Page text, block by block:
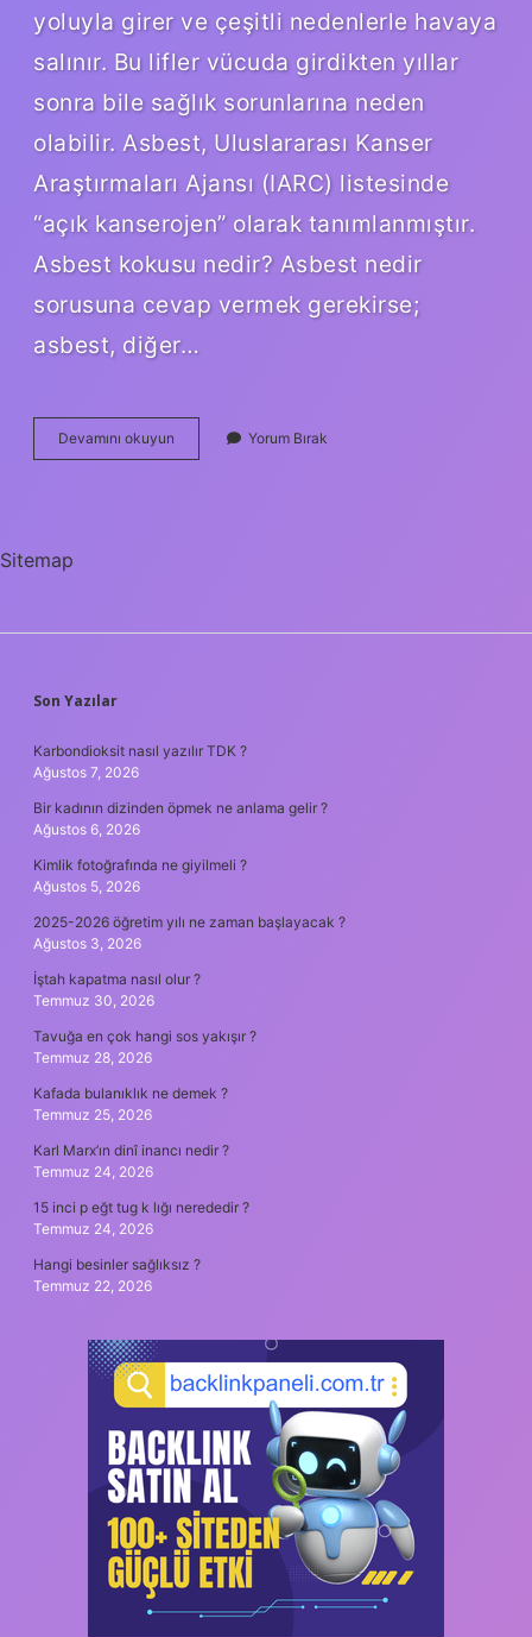
yoluyla girer ve çeşitli nedenlerle havaya
salınır. Bu lifler vücuda girdikten yıllar
sonra bile sağlık sorunlarına neden
olabilir. Asbest, Uluslararası Kanser
Araştırmaları Ajansı (IARC) listesinde
“açık kanserojen” olarak tanımlanmıştır.
Asbest kokusu nedir? Asbest nedir
sorusuna cevap vermek gerekirse;
asbest, diğer…
Devamını okuyun
Neye
Yorum Bırak
Sitemap
SIDEBAR
Son Yazılar
Karbondioksit nasıl yazılır TDK ?
Ağustos 7, 2026
Bir kadının dizinden öpmek ne anlama gelir ?
Ağustos 6, 2026
Kimlik fotoğrafında ne giyilmeli ?
Ağustos 5, 2026
2025-2026 öğretim yılı ne zaman başlayacak ?
Ağustos 3, 2026
İştah kapatma nasıl olur ?
Temmuz 30, 2026
Tavuğa en çok hangi sos yakışır ?
Temmuz 28, 2026
Kafada bulanıklık ne demek ?
Temmuz 25, 2026
Karl Marx’ın dinî inancı nedir ?
Temmuz 24, 2026
15 inci p eğt tug k lığı nerededir ?
Temmuz 24, 2026
Hangi besinler sağlıksız ?
Temmuz 22, 2026